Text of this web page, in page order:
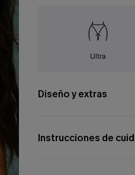
Ultra
Diseño y extras
Instrucciones de